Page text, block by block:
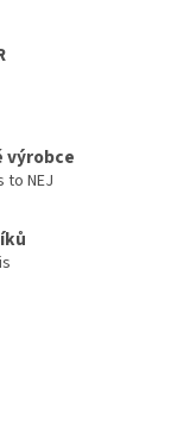
výrobce
to NEJ